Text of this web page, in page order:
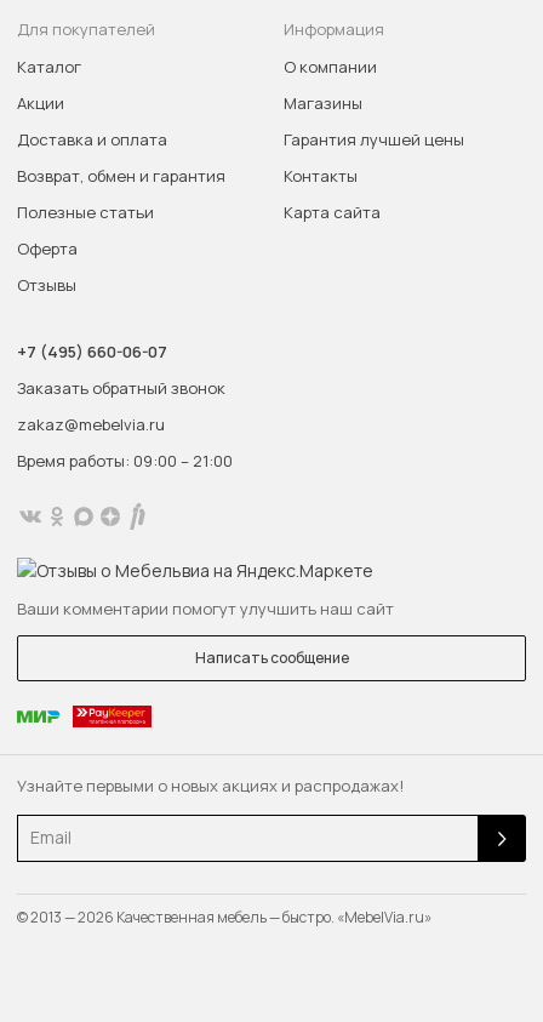
Узнайте первыми о новых акциях и распродажах!
Email
Для покупателей
Каталог
Акции
Доставка и оплата
Возврат, обмен и гарантия
Полезные статьи
Оферта
Отзывы
Информация
О компании
Магазины
Гарантия лучшей цены
Контакты
Карта сайта
+7 (495) 660-06-07
Заказать обратный звонок
zakaz@mebelvia.ru
Время работы: 09:00 – 21:00
Ваши комментарии помогут улучшить наш сайт
Написать сообщение
© 2013 — 2026 Качественная мебель — быстро. «MebelVia.ru»